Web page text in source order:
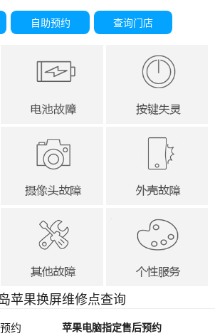
自助预约 查询门店
苹果换屏维修点查询
苹果电脑指定售后预约